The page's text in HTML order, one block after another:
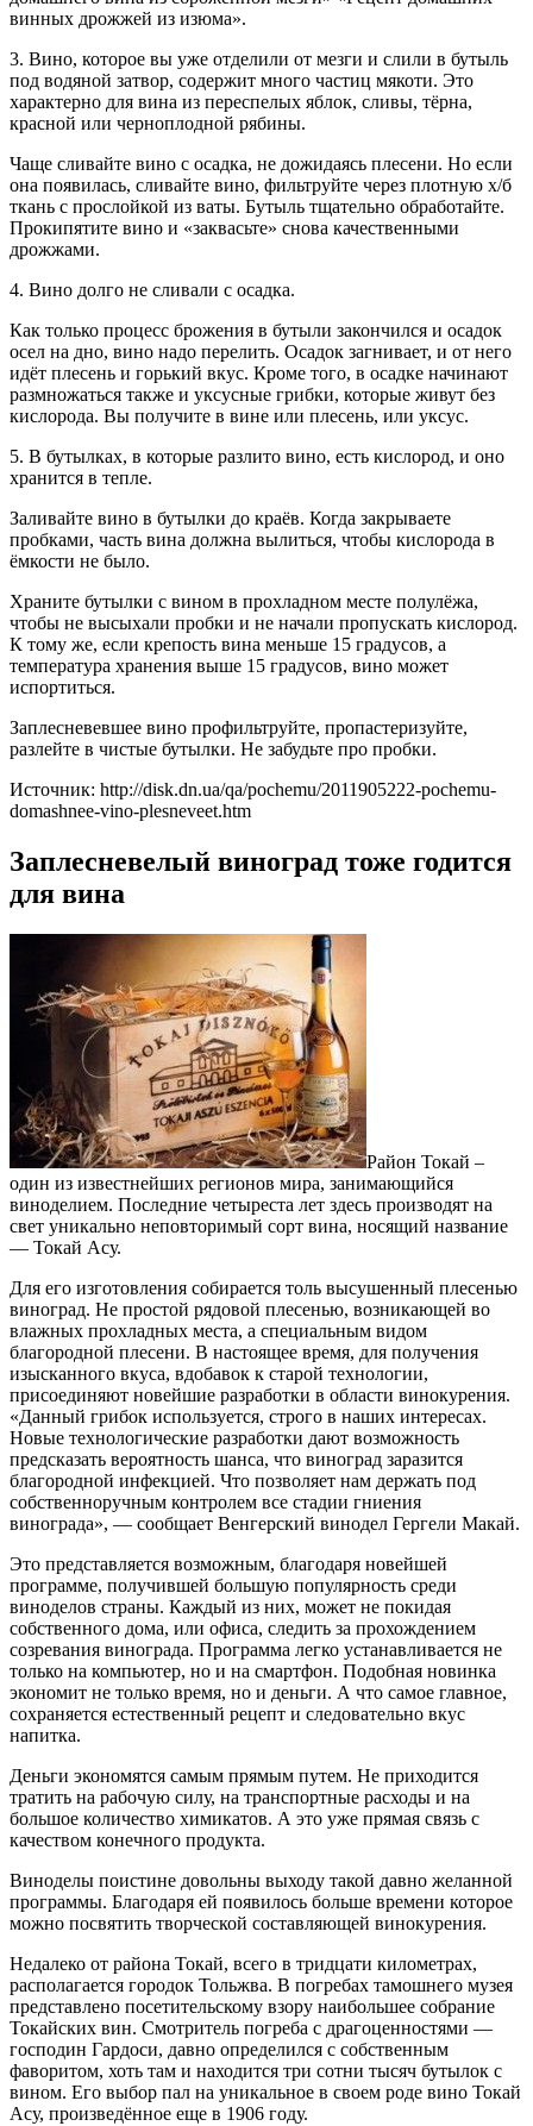
винных дрожжей из изюма».
3. Вино, которое вы уже отделили от мезги и слили в бутыль
под водяной затвор, содержит много частиц мякоти. Это
характерно для вина из переспелых яблок, сливы, тёрна,
красной или черноплодной рябины.
Чаще сливайте вино с осадка, не дожидаясь плесени. Но если
она появилась, сливайте вино, фильтруйте через плотную х/б
ткань с прослойкой из ваты. Бутыль тщательно обработайте.
Прокипятите вино и «заквасьте» снова качественными
дрожжами.
4. Вино долго не сливали с осадка.
Как только процесс брожения в бутыли закончился и осадок
осел на дно, вино надо перелить. Осадок загнивает, и от него
идёт плесень и горький вкус. Кроме того, в осадке начинают
размножаться также и уксусные грибки, которые живут без
кислорода. Вы получите в вине или плесень, или уксус.
5. В бутылках, в которые разлито вино, есть кислород, и оно
хранится в тепле.
Заливайте вино в бутылки до краёв. Когда закрываете
пробками, часть вина должна вылиться, чтобы кислорода в
ёмкости не было.
Храните бутылки с вином в прохладном месте полулёжа,
чтобы не высыхали пробки и не начали пропускать кислород.
К тому же, если крепость вина меньше 15 градусов, а
температура хранения выше 15 градусов, вино может
испортиться.
Заплесневевшее вино профильтруйте, пропастеризуйте,
разлейте в чистые бутылки. Не забудьте про пробки.
Источник: http://disk.dn.ua/qa/pochemu/2011905222-pochemu-
domashnee-vino-plesneveet.htm
Заплесневелый виноград тоже годится
для вина
Район Токай –
один из известнейших регионов мира, занимающийся
виноделием. Последние четыреста лет здесь производят на
свет уникально неповторимый сорт вина, носящий название
— Токай Асу.
Для его изготовления собирается толь высушенный плесенью
виноград. Не простой рядовой плесенью, возникающей во
влажных прохладных места, а специальным видом
благородной плесени. В настоящее время, для получения
изысканного вкуса, вдобавок к старой технологии,
присоединяют новейшие разработки в области винокурения.
«Данный грибок используется, строго в наших интересах.
Новые технологические разработки дают возможность
предсказать вероятность шанса, что виноград заразится
благородной инфекцией. Что позволяет нам держать под
собственноручным контролем все стадии гниения
винограда», — сообщает Венгерский винодел Гергели Макай.
Это представляется возможным, благодаря новейшей
программе, получившей большую популярность среди
виноделов страны. Каждый из них, может не покидая
собственного дома, или офиса, следить за прохождением
созревания винограда. Программа легко устанавливается не
только на компьютер, но и на смартфон. Подобная новинка
экономит не только время, но и деньги. А что самое главное,
сохраняется естественный рецепт и следовательно вкус
напитка.
Деньги экономятся самым прямым путем. Не приходится
тратить на рабочую силу, на транспортные расходы и на
большое количество химикатов. А это уже прямая связь с
качеством конечного продукта.
Виноделы поистине довольны выходу такой давно желанной
программы. Благодаря ей появилось больше времени которое
можно посвятить творческой составляющей винокурения.
Недалеко от района Токай, всего в тридцати километрах,
располагается городок Тольжва. В погребах тамошнего музея
представлено посетительскому взору наибольшее собрание
Токайских вин. Смотритель погреба с драгоценностями —
господин Гардоси, давно определился с собственным
фаворитом, хоть там и находится три сотни тысяч бутылок с
вином. Его выбор пал на уникальное в своем роде вино Токай
Асу, произведённое еще в 1906 году.